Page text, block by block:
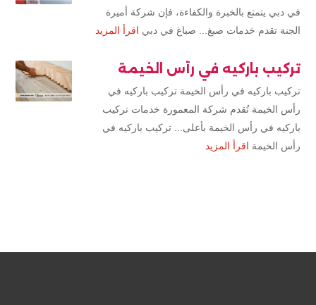
في دبي يتمتع بالخبرة والكفاءة، فإن شركة أميرة
الجنة تقدم خدمات صبغ... صباغ في دبي اقرأ المزيد
تركيب باركيه في رأس الخيمة
تركيب باركيه في رأس الخيمة تركيب باركيه في
رأس الخيمة تُقدم شركة المعمورة خدمات تركيب
باركيه في رأس الخيمة بأعلى... تركيب باركيه في
رأس الخيمة اقرأ المزيد